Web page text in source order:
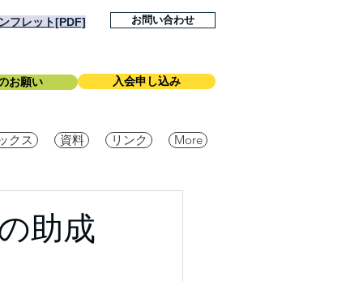
フレット[PDF] お問い合わせ
お願い 入会申し込み
クス 資料 リンク More
助成